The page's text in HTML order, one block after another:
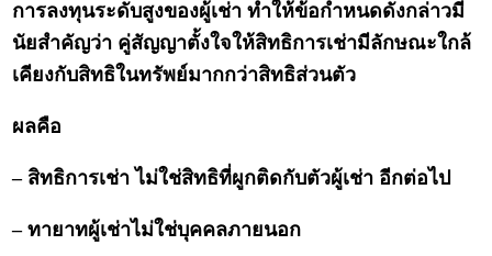
การลงทุนระดับสูงของผู้เช่า ทำให้ข้อกำหนดดังกล่าวมี
นัยสำคัญว่า คู่สัญญาตั้งใจให้สิทธิการเช่ามีลักษณะใกล้
เคียงกับสิทธิในทรัพย์มากกว่าสิทธิส่วนตัว
ผลคือ
– สิทธิการเช่า ไม่ใช่สิทธิที่ผูกติดกับตัวผู้เช่า อีกต่อไป
– ทายาทผู้เช่าไม่ใช่บุคคลภายนอก